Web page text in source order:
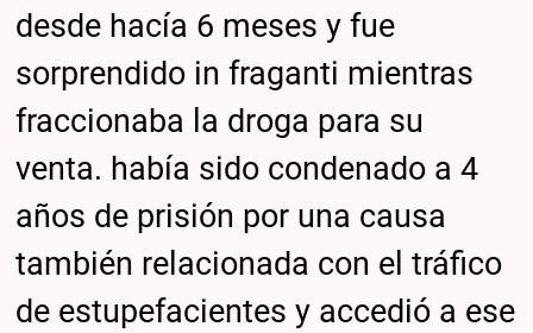
desde hacía 6 meses y fue
sorprendido in fraganti mientras
fraccionaba la droga para su
venta. había sido condenado a 4
años de prisión por una causa
también relacionada con el tráfico
de estupefacientes y accedió a ese